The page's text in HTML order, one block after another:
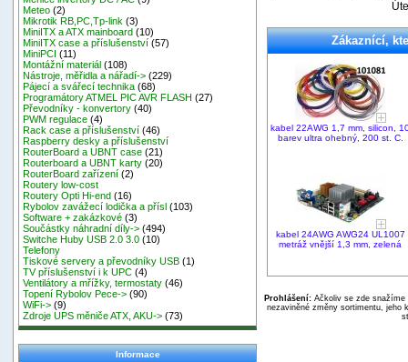
Meteo (2)
Mikrotik RB,PC,Tp-link (3)
MiniITX a ATX mainboard (10)
MiniITX case a příslušenství (57)
MiniPCI (11)
Montážní materiál (108)
Nástroje, měřidla a nářadí-> (229)
Pájecí a svářecí technika (68)
Programátory ATMEL PIC AVR FLASH (27)
Převodníky - konvertory (40)
PWM regulace (4)
Rack case a příslušenství (46)
Raspberry desky a příslušenství
RouterBoard a UBNT case (21)
Routerboard a UBNT karty (20)
RouterBoard zařízení (2)
Routery low-cost
Routery Opti Hi-end (16)
Rybolov zavážecí lodička a přísl (103)
Software + zakázkové (3)
Součástky náhradní díly-> (494)
Switche Huby USB 2.0 3.0 (10)
Telefony
Tiskové servery a převodníky USB (1)
TV příslušenství i k UPC (4)
Ventilátory a mřížky, termostaty (46)
Topení Rybolov Pece-> (90)
WiFi-> (9)
Zdroje UPS měniče ATX, AKU-> (73)
Informace
Zákaznící,
kabel 22AWG 1,7 mm, silicon,
barev ultra ohebný, 200 st. C.
kabel 24AWG AWG24 UL1007
metráž vnější 1,3 mm, zelená
Prohlášení:Ačkoliv se zde snažíme
nezaviněné změny sortimentu, jeho